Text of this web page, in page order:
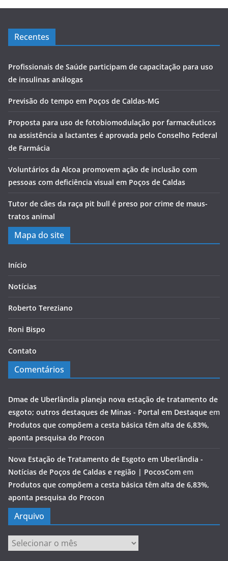
Recentes
Profissionais de Saúde participam de capacitação para uso
de insulinas análogas
Previsão do tempo em Poços de Caldas-MG
Proposta para uso de fotobiomodulação por farmacêuticos
na assistência a lactantes é aprovada pelo Conselho Federal
de Farmácia
Voluntários da Alcoa promovem ação de inclusão com
pessoas com deficiência visual em Poços de Caldas
Tutor de cães da raça pit bull é preso por crime de maus-
tratos animal
Mapa do site
Início
Notícias
Roberto Tereziano
Roni Bispo
Contato
Comentários
Dmae de Uberlândia planeja nova estação de tratamento de
esgoto; outros destaques de Minas - Portal em Destaque em
Produtos que compõem a cesta básica têm alta de 6,83%,
aponta pesquisa do Procon
Nova Estação de Tratamento de Esgoto em Uberlândia -
Notícias de Poços de Caldas e região | PocosCom em
Produtos que compõem a cesta básica têm alta de 6,83%,
aponta pesquisa do Procon
Arquivo
Arquivo